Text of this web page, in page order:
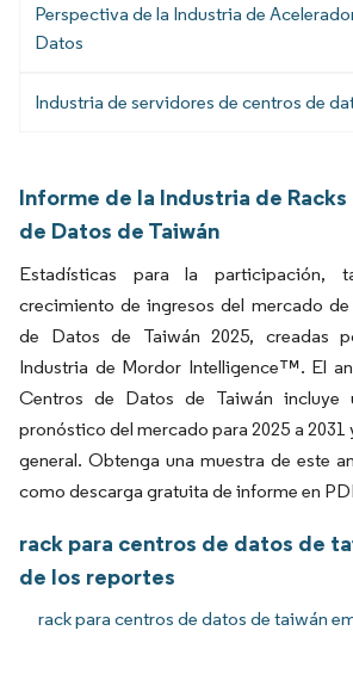
Perspectiva de la Industria de
Datos
Industria de servidores de centros de
Informe de la Industria de
de Datos de Taiwán
Estadísticas para la participación,
crecimiento de ingresos del mercado
de Datos de Taiwán 2025, creadas
Industria de Mordor Intelligence™. El
Centros de Datos de Taiwán incluye
pronóstico del mercado para 2025 a
general. Obtenga una muestra de este
como descarga gratuita de informe en
rack para centros de datos de
de los reportes
rack para centros de datos de taiwán